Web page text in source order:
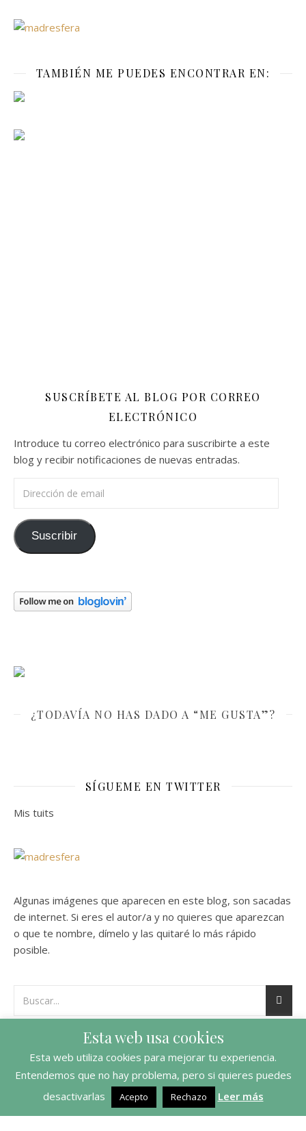
TAMBIÉN ME PUEDES ENCONTRAR EN:
SUSCRÍBETE AL BLOG POR CORREO
ELECTRÓNICO
Introduce tu correo electrónico para suscribirte a este
blog y recibir notificaciones de nuevas entradas.
Suscribir
¿TODAVÍA NO HAS DADO A “ME GUSTA”?
SÍGUEME EN TWITTER
Mis tuits
Algunas imágenes que aparecen en este blog, son sacadas
de internet. Si eres el autor/a y no quieres que aparezcan
o que te nombre, dímelo y las quitaré lo más rápido
posible.
Esta web usa cookies
Esta web utiliza cookies para mejorar tu experiencia.
Entendemos que no hay problema, pero si quieres puedes
desactivarlas
Acepto Rechazo Leer más